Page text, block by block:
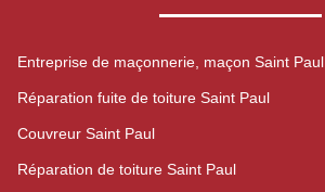
Entreprise de maçonnerie, maçon Saint Paul
Réparation fuite de toiture Saint Paul
Couvreur Saint Paul
Réparation de toiture Saint Paul